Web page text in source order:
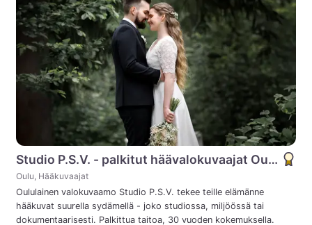
Studio P.S.V. - palkitut häävalokuvaajat Oulusta
Oulu, Hääkuvaajat
Oululainen valokuvaamo Studio P.S.V. tekee teille elämänne
hääkuvat suurella sydämellä - joko studiossa, miljöössä tai
dokumentaarisesti. Palkittua taitoa, 30 vuoden kokemuksella.